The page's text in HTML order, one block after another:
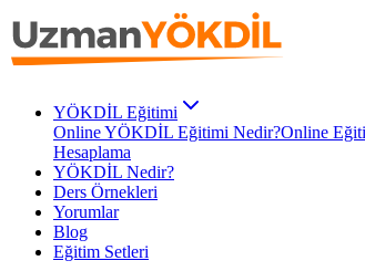
YÖKDİL Eğitimi
Online YÖKDİL Eğitimi Nedir?Online
Hesaplama
YÖKDİL Nedir?
Ders Örnekleri
Yorumlar
Blog
Eğitim Setleri